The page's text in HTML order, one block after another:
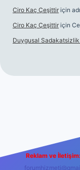
Ciro Kaç Çeşittir için
Ciro Kaç Çeşittir için
Duygusal
Reklam ve İletişim: